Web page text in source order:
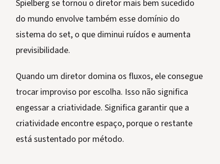
Spielberg se tornou o diretor mais bem sucedido
do mundo envolve também esse domínio do
sistema do set, o que diminui ruídos e aumenta
previsibilidade.
Quando um diretor domina os fluxos, ele consegue
trocar improviso por escolha. Isso não significa
engessar a criatividade. Significa garantir que a
criatividade encontre espaço, porque o restante
está sustentado por método.